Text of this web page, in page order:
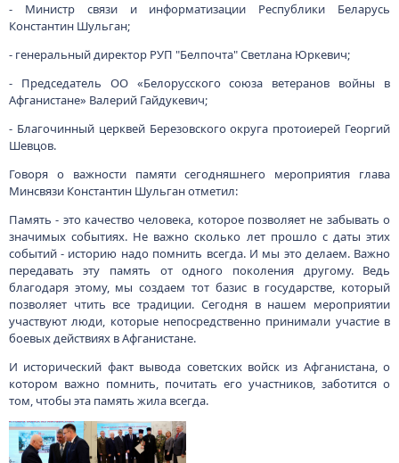
- Министр связи и информатизации Республики Беларусь
Константин Шульган;
- генеральный директор РУП "Белпочта" Светлана Юркевич;
- Председатель ОО «Белорусского союза ветеранов войны в
Афганистане» Валерий Гайдукевич;
- Благочинный церквей Березовского округа протоиерей Георгий
Шевцов.
Говоря о важности памяти сегодняшнего мероприятия глава
Минсвязи Константин Шульган отметил:
Память - это качество человека, которое позволяет не забывать о
значимых событиях. Не важно сколько лет прошло с даты этих
событий - историю надо помнить всегда. И мы это делаем. Важно
передавать эту память от одного поколения другому. Ведь
благодаря этому, мы создаем тот базис в государстве, который
позволяет чтить все традиции. Сегодня в нашем мероприятии
участвуют люди, которые непосредственно принимали участие в
боевых действиях в Афганистане.
И исторический факт вывода советских войск из Афганистана, о
котором важно помнить, почитать его участников, заботится о
том, чтобы эта память жила всегда.
Изображение
Изображение